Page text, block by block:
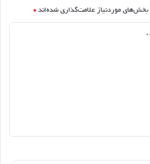
بخش‌های موردنیاز علامت‌گذاری شده‌اند *